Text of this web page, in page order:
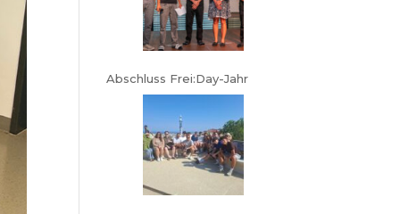
Abschluss Frei:Day-Jahr